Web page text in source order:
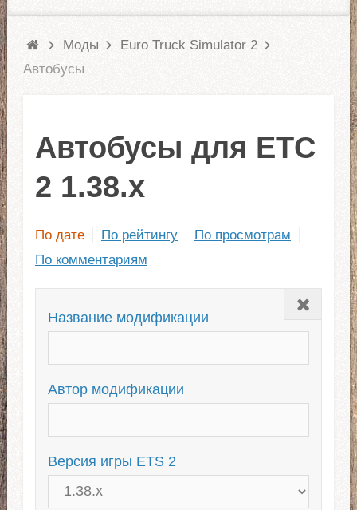
Моды
Euro Truck Simulator 2
Автобусы
Автобусы для ЕТС
2 1.38.x
По дате По рейтингу
По просмотрам
По комментариям
Закрыть
Название модификации
Автор модификации
Версия игры ETS 2